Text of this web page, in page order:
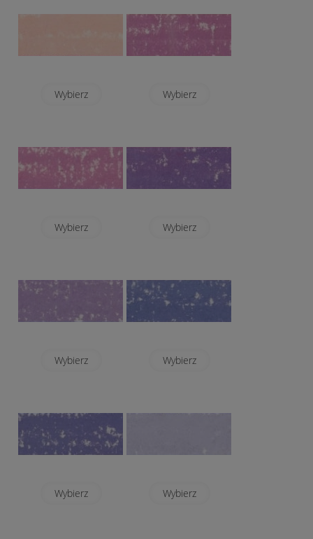
Wybierz Wybierz
Wybierz Wybierz
Wybierz Wybierz
Wybierz Wybierz